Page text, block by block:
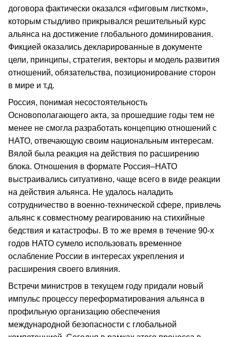
договора фактически оказался «фиговым листком»,
которым стыдливо прикрывался решительный курс
альянса на достижение глобального доминирования.
Фикцией оказались декларированные в документе
цели, принципы, стратегия, векторы и модель развития
отношений, обязательства, позиционирование сторон
в мире и т.д.
Россия, понимая несостоятельность
Основополагающего акта, за прошедшие годы тем не
менее не смогла разработать концепцию отношений с
НАТО, отвечающую своим национальным интересам.
Вялой была реакция на действия по расширению
блока. Отношения в формате Россия–НАТО
выстраивались ситуативно, чаще всего в виде реакции
на действия альянса. Не удалось наладить
сотрудничество в военно-технической сфере, привлечь
альянс к совместному реагированию на стихийные
бедствия и катастрофы. В то же время в течение 90-х
годов НАТО сумело использовать временное
ослабление России в интересах укрепления и
расширения своего влияния.
Встречи министров в текущем году придали новый
импульс процессу переформатирования альянса в
профильную организацию обеспечения
международной безопасности с глобальной